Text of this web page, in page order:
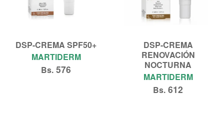
DSP-CREMA SPF50+
MARTIDERM
Bs. 576
DSP-CREMA
RENOVACIÓN
NOCTURNA
MARTIDERM
Bs. 612